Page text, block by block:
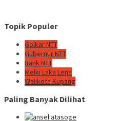
Topik Populer
Golkar NTT
Gubernur NTT
Bank NTT
Melki Laka Lena
Walikota Kupang
Paling Banyak Dilihat